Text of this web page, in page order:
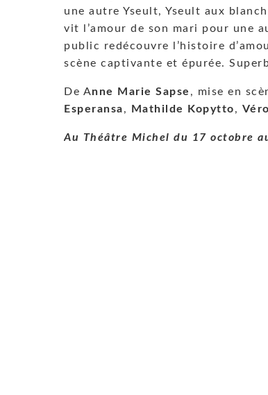
une autre Yseult, Yseult aux
vit l’amour de son mari pour une
public redécouvre l’histoire
scène captivante et épurée.
De Anne Marie Sapse , mise en
Esperansa, Mathilde Kopytto,
Au Théâtre Michel du 17 octobre